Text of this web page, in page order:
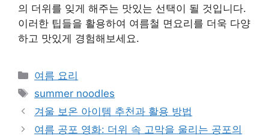
의 더위를 잊게 해주는 맛있는 선택이 될 것입니다.
이러한 팁들을 활용하여 여름철 면요리를 더욱 다양
하고 맛있게 경험해보세요.
Categories
여름 요리
Tags
summer noodles
겨울 보온 아이템 추천과 활용 방법
여름 공포 영화: 더위 속 고막을 울리는 공포의